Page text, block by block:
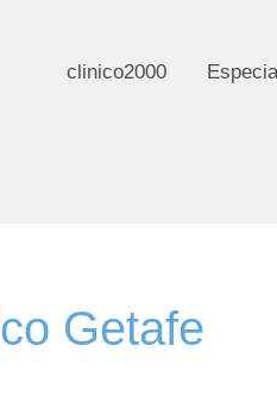
clinico2000
Getafe